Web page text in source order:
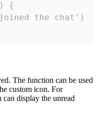
{
The function can be used
custom icon. For
display the unread